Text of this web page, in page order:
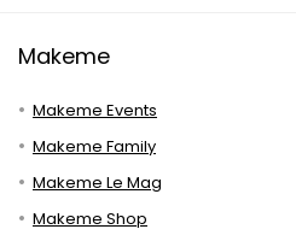
Makeme
Makeme Events
Makeme Family
Makeme Le Mag
Makeme Shop